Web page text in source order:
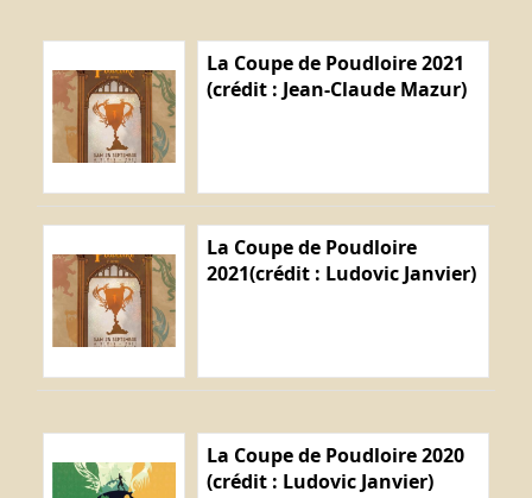
La Coupe de Poudloire 2021
(crédit : Jean-Claude Mazur)
La Coupe de Poudloire
2021(crédit : Ludovic Janvier)
La Coupe de Poudloire 2020
(crédit : Ludovic Janvier)